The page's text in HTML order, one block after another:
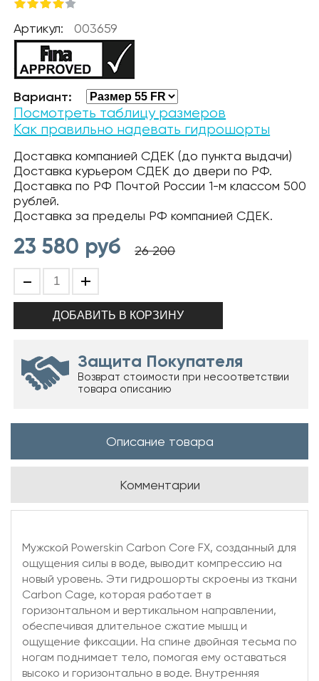
Артикул: 003659
Вариант:
Посмотреть таблицу размеров
Как правильно надевать гидрошорты
Доставка компанией СДЕК (до пункта выдачи)
Доставка курьером СДЕК до двери по РФ.
Доставка по РФ Почтой России 1-м классом 500
рублей.
Доставка за пределы РФ компанией СДЕК.
23 580 руб 26 200
- +
Защита Покупателя
Возврат стоимости при несоответствии
товара описанию
Описание товара
Комментарии
Мужской Powerskin Carbon Core FX, созданный для
ощущения силы в воде, выводит компрессию на
новый уровень. Эти гидрошорты скроены из ткани
Carbon Cage, которая работает в
горизонтальном и вертикальном направлении,
обеспечивая длительное сжатие мышц и
ощущение фиксации. На спине двойная тесьма по
ногам поднимает тело, помогая ему оставаться
высоко и горизонтально в воде. Внутренняя